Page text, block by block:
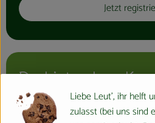
Kühltheke
Aktionen & Neues
Getränke
Haushaltswaren
Jetzt
Du bist schon
Liebe Leut', ihr helft
zulasst (bei uns sind